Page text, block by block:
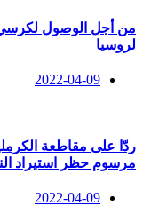
من أجل الوصول لكرسي
لروسيا
2022-04-09
ردّا على مقاطعة
مرسوم حظر استيراد
2022-04-09